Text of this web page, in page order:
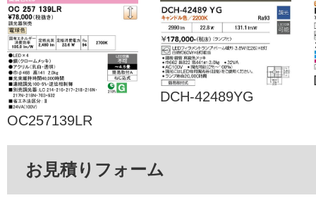
OC257139LR
DCH-42489YG
お見積りフォーム